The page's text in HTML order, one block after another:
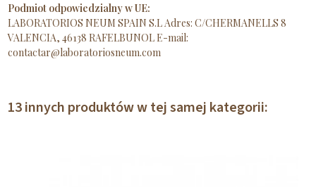
Podmiot odpowiedzialny w UE:
LABORATORIOS NEUM SPAIN S.L Adres: C/CHERMANELLS 8
VALENCIA, 46138 RAFELBUNOL E-mail:
contactar@laboratoriosneum.com
13 innych produktów w tej samej kategorii: